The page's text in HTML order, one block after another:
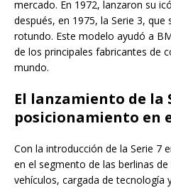
mercado. En 1972, lanzaron su
después, en 1975, la Serie 3,
rotundo. Este modelo ayudó a
de los principales fabricantes de
mundo.
El lanzamiento de la
posicionamiento en
Con la introducción de la Serie 7
en el segmento de las berlinas
vehículos, cargada de tecnología